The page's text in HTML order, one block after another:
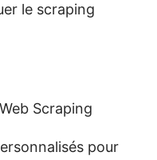
le scraping
Scraping
pour